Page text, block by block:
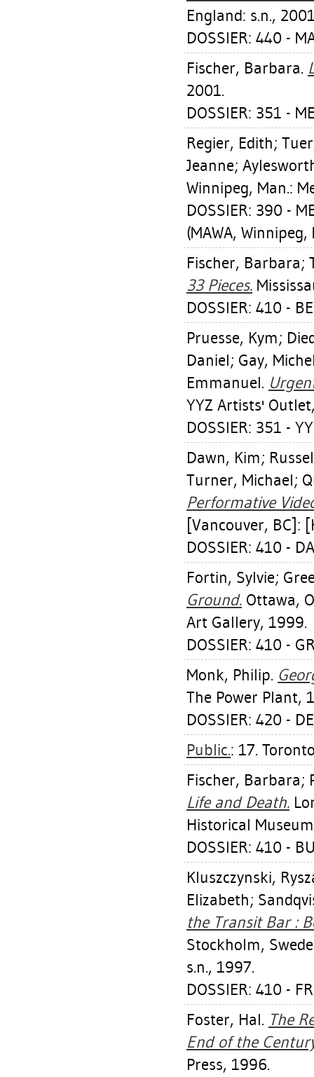
England: s.n.,
DOSSIER: 440 -
Fischer, Barbara.
2001.
DOSSIER: 351 -
Regier, Edith;
Jeanne;
Winnipeg, Man.:
DOSSIER: 390 -
(MAWA, Winnipeg,
Fischer, Barbara;
33 Pieces.
DOSSIER: 410 -
Pruesse, Kym;
Daniel; Gay,
Emmanuel.
YYZ Artists'
DOSSIER: 351 -
Dawn, Kim;
Turner, Michael;
Performative
[Vancouver, BC]:
DOSSIER: 410 -
Fortin, Sylvie;
Ground. Ottawa,
Art Gallery, 1999.
DOSSIER: 410 -
Monk, Philip.
The Power Plant,
DOSSIER: 420 -
Public.: 17.
Fischer, Barbara;
Life and Death.
Historical
DOSSIER: 410 -
Kluszczynski,
Elizabeth;
the Transit Bar :
Stockholm,
s.n., 1997.
DOSSIER: 410 -
Foster, Hal. The
End of the
Press, 1996.